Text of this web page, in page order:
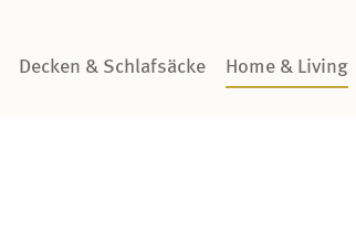
Decken & Schlafsäcke Home & Living